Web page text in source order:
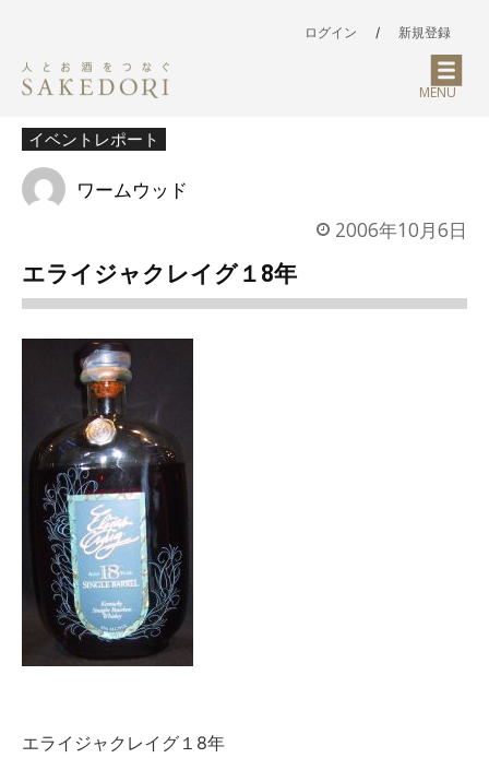
ログイン / 新規登録
MENU
イベントレポート
ワームウッド
2006年10月6日
エライジャクレイグ１8年
エライジャクレイグ１8年